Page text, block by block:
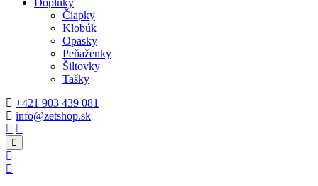
Doplnky
Čiapky
Klobúk
Opasky
Peňaženky
Šiltovky
Tašky
+421 903 439 081
info@zetshop.sk